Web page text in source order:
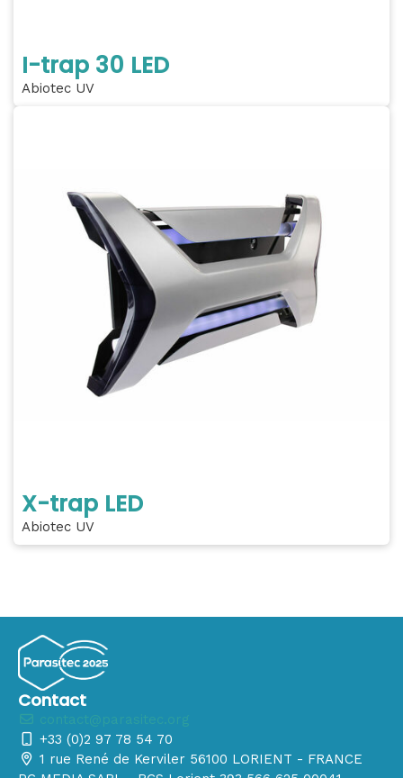
I-trap 30 LED
Abiotec UV
X-trap LED
Abiotec UV
Contact
+33 (0)2 97 78 54 70
1 rue René de Kerviler 56100 LORIENT - FRANCE